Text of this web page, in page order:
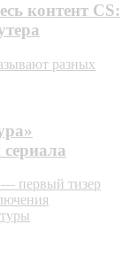
контент CS:
разных
первый тизер